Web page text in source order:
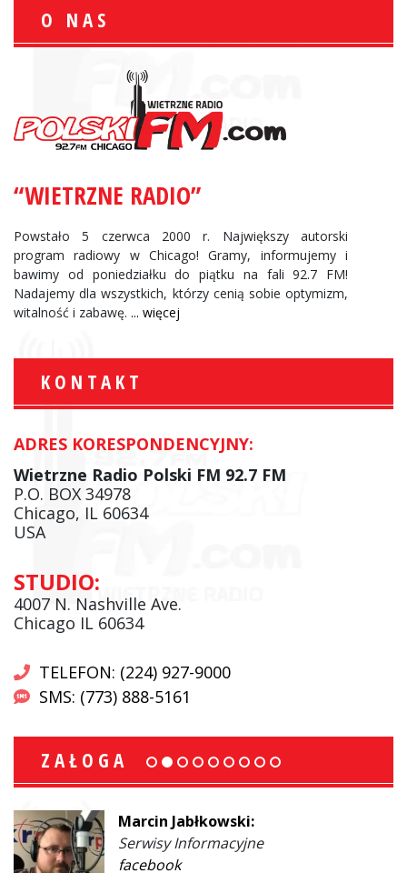
O NAS
“WIETRZNE RADIO”
Powstało 5 czerwca 2000 r. Największy autorski
program radiowy w Chicago! Gramy, informujemy i
bawimy od poniedziałku do piątku na fali 92.7 FM!
Nadajemy dla wszystkich, którzy cenią sobie optymizm,
witalność i zabawę. ... więcej
KONTAKT
ADRES KORESPONDENCYJNY:
Wietrzne Radio Polski FM 92.7 FM
P.O. BOX 34978
Chicago, IL 60634
USA
STUDIO:
4007 N. Nashville Ave.
Chicago IL 60634
TELEFON: (224) 927-9000
SMS: (773) 888-5161
ZAŁOGA
Marcin Jabłkowski:
Serwisy Informacyjne
facebook